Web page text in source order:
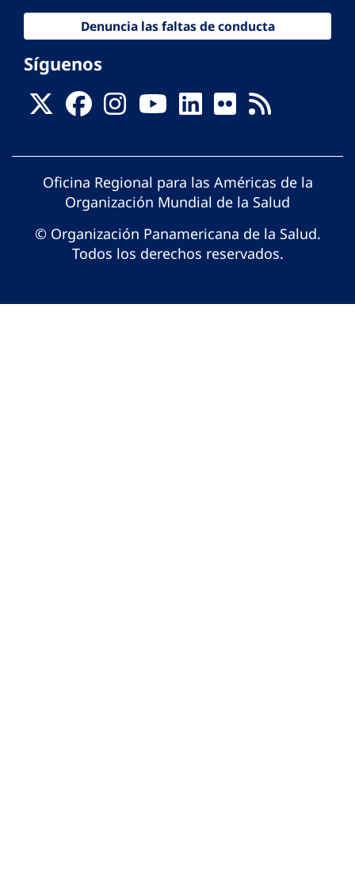
Denuncia las faltas de conducta
Síguenos
Oficina Regional para las Américas de la
Organización Mundial de la Salud
© Organización Panamericana de la Salud.
Todos los derechos reservados.